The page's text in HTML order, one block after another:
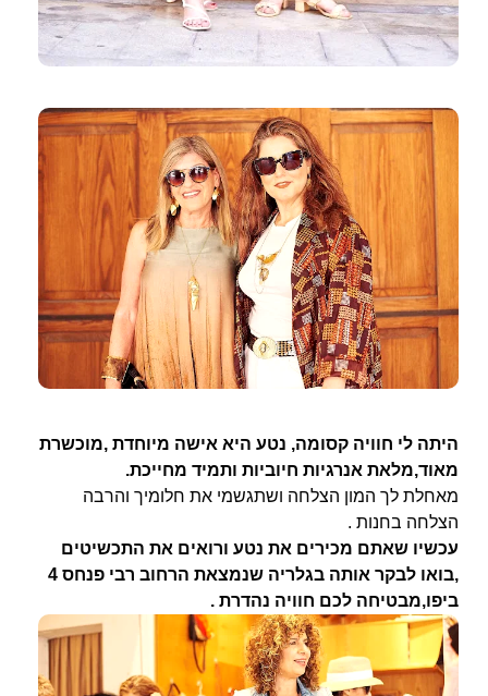
היתה לי חוויה קסומה, נטע היא אישה מיוחדת ,מוכשרת
מאוד,מלאת אנרגיות חיוביות ותמיד מחייכת.
מאחלת לך המון הצלחה ושתגשמי את חלומיך והרבה
הצלחה בחנות .
עכשיו שאתם מכירים את נטע ורואים את התכשיטים
,בואו לבקר אותה בגלריה שנמצאת הרחוב רבי פנחס 4
ביפו,מבטיחה לכם חוויה נהדרת .